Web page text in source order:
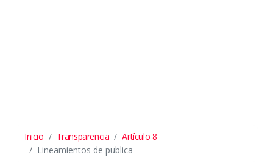
Inicio Transparencia
Artículo 8
Lineamientos de publica